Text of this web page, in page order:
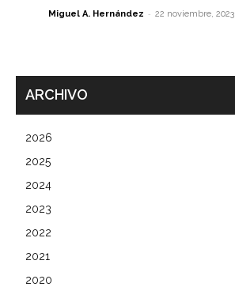
Miguel A. Hernández - 22 noviembre, 2023
ARCHIVO
2026
2025
2024
2023
2022
2021
2020